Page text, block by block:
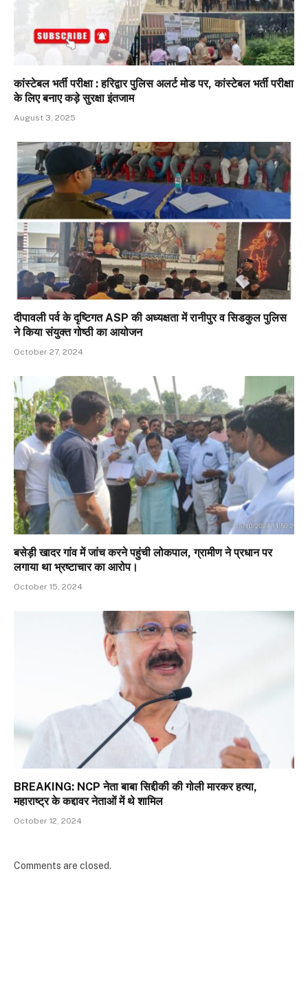
कांस्टेबल भर्ती परीक्षा : हरिद्वार पुलिस अलर्ट मोड पर, कांस्टेबल भर्ती परीक्षा
के लिए बनाए कड़े सुरक्षा इंतजाम
August 3, 2025
दीपावली पर्व के दृष्टिगत ASP की अध्यक्षता में रानीपुर व सिडकुल पुलिस
ने किया संयुक्त गोष्ठी का आयोजन
October 27, 2024
बसेड़ी खादर गांव में जांच करने पहुंची लोकपाल, ग्रामीण ने प्रधान पर
लगाया था भ्रष्टाचार का आरोप।
October 15, 2024
BREAKING: NCP नेता बाबा सिद्दीकी की गोली मारकर हत्या,
महाराष्ट्र के कद्दावर नेताओं में थे शामिल
October 12, 2024
Comments are closed.